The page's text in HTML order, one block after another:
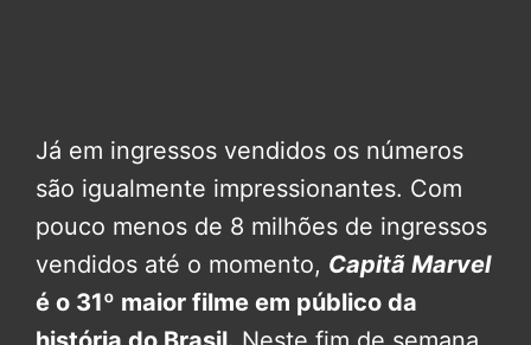
Já em ingressos vendidos os números
são igualmente impressionantes. Com
pouco menos de 8 milhões de ingressos
vendidos até o momento, Capitã Marvel
é o 31º maior filme em público da